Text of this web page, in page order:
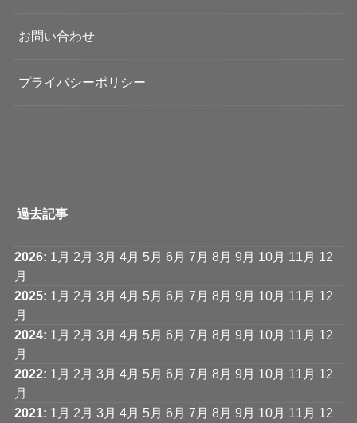
お問い合わせ
プライバシーポリシー
過去記事
2026: 1月 2月 3月 4月 5月 6月 7月 8月 9月 10月 11月 12
月
2025: 1月 2月 3月 4月 5月 6月 7月 8月 9月 10月 11月 12
月
2024: 1月 2月 3月 4月 5月 6月 7月 8月 9月 10月 11月 12
月
2022: 1月 2月 3月 4月 5月 6月 7月 8月 9月 10月 11月 12
月
2021: 1月 2月 3月 4月 5月 6月 7月 8月 9月 10月 11月 12